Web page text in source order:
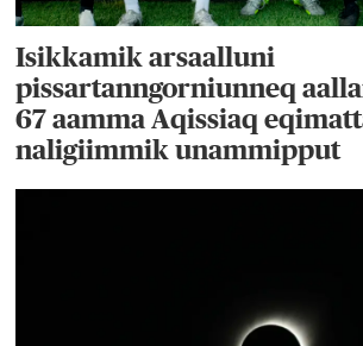
Isikkamik arsaalluni
pissartanngorniunneq
67 aamma Aqissiaq
naligiimmik unammipput